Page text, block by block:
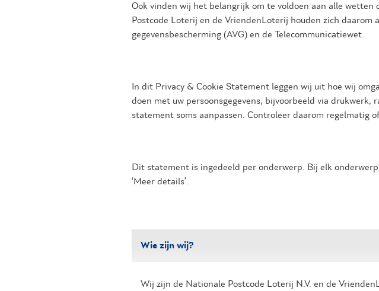
Ook vinden wij het belangrijk om te voldoen aan alle wetten
Postcode Loterij en de VriendenLoterij houden zich daarom
gegevensbescherming (AVG) en de Telecommunicatiewet.
In dit Privacy & Cookie Statement leggen wij uit hoe wij
doen met uw persoonsgegevens, bijvoorbeeld via
statement soms aanpassen. Controleer daarom regelmatig
Dit statement is ingedeeld per onderwerp. Bij elk
‘Meer details’.
Wie zijn wij?
Wij zijn de Nationale Postcode Loterij N.V. en de